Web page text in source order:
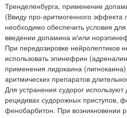
Тренделенбурга, применение
(Ввиду про-аритмогенного эффекта
необходимо обеспечить условия
введении допамина и/или
При передозировке нейролептиков
использовать эпинефрин
применения лидокаина
аритмических препаратов
Для устранения судорог
рецидивах судорожных приступов,
фенобарбитон. При возникновении